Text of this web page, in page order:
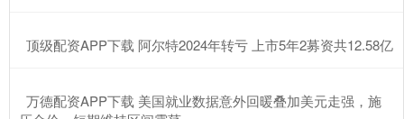
​顶级配资APP下载 阿尔特2024年转亏 上市5年2募资共12.58亿
​万德配资APP下载 美国就业数据意外回暖叠加美元走强，施